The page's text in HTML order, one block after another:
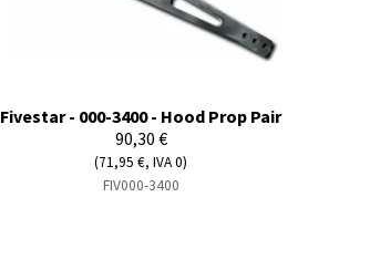
Fivestar - 000-3400 - Hood Prop Pair
90,30 €
(71,95 €, IVA 0)
FIV000-3400